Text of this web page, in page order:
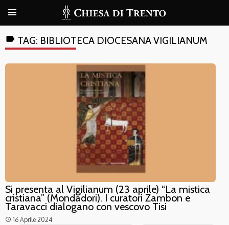
label TAG: BIBLIOTECA DIOCESANA VIGILIANUM
Si presenta al Vigilianum (23 aprile) “La mistica
cristiana” (Mondadori). I curatori Zambon e
Taravacci dialogano con vescovo Tisi
access_time 16 Aprile 2024